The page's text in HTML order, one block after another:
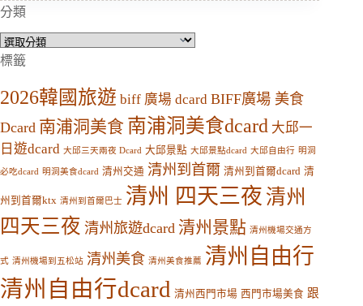
分類
分
類
標籤
2026韓國旅遊 biff 廣場 dcard BIFF廣場 美食
Dcard 南浦洞美食 南浦洞美食dcard 大邱一
日遊dcard 大邱三天兩夜 Dcard 大邱景點 大邱景點dcard 大邱自由行 明洞
必吃dcard 明洞美食dcard 清州交通 清州到首爾 清州到首爾dcard 清
州到首爾ktx 清州到首爾巴士 清州 四天三夜 清州
四天三夜 清州旅遊dcard 清州景點 清州機場交通方
式 清州機場到五松站 清州美食 清州美食推薦 清州自由行
清州自由行dcard 清州西門市場 西門市場美食 跟